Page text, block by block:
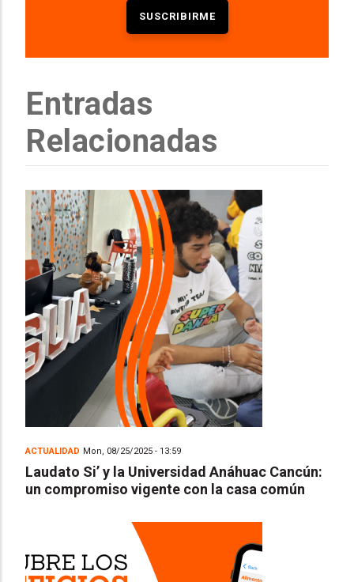
Entradas
Relacionadas
ACTUALIDAD Mon, 08/25/2025 - 13:59
Laudato Si’ y la Universidad Anáhuac Cancún:
un compromiso vigente con la casa común